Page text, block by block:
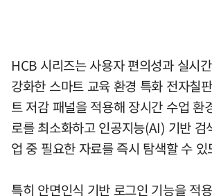
HCB 시리즈는 사용자 편의성과 실시
강화한 스마트 교육 환경 특화 전자칠
트 저감 패널을 적용해 장시간 수업 환
로를 최소화하고 인공지능(AI) 기반 검
업 중 필요한 자료를 즉시 탐색할 수 있
특히 안면인식 기반 로그인 기능을 적